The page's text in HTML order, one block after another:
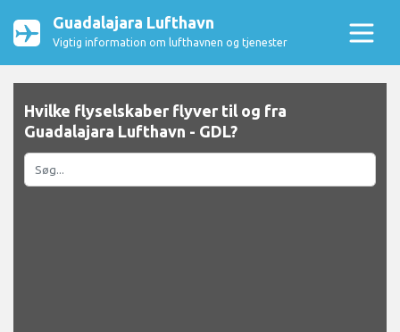
Guadalajara Lufthavn
Vigtig information om lufthavnen og tjenester
Hvilke flyselskaber flyver til og fra
Guadalajara Lufthavn - GDL?